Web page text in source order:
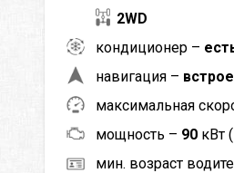
2WD
кондиционер –
навигация –
максимальная
мощность – 90 кВт (
мин. возраст